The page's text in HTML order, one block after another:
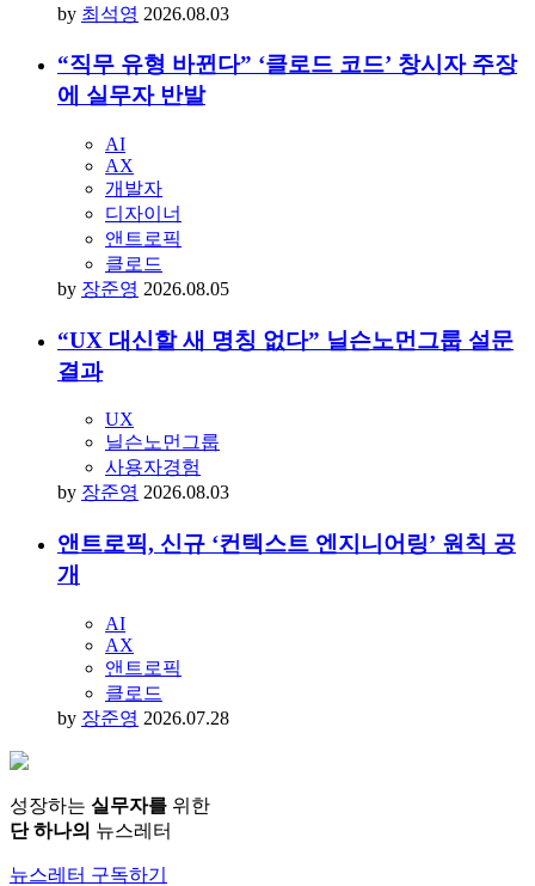
by 최석영 2026.08.03
“직무 유형 바뀐다” ‘클로드 코드’ 창시자 주장
에 실무자 반발
AI
AX
개발자
디자이너
앤트로픽
클로드
by 장준영 2026.08.05
“UX 대신할 새 명칭 없다” 닐슨노먼그룹 설문
결과
UX
닐슨노먼그룹
사용자경험
by 장준영 2026.08.03
앤트로픽, 신규 ‘컨텍스트 엔지니어링’ 원칙 공
개
AI
AX
앤트로픽
클로드
by 장준영 2026.07.28
성장하는 실무자를 위한
단 하나의 뉴스레터
뉴스레터 구독하기